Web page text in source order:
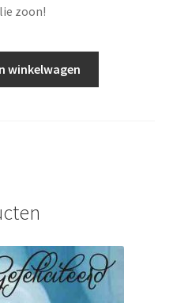
zoon!
winkelwagen